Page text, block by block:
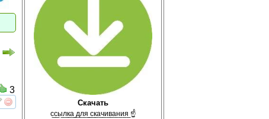
Скачать
с̲с̲ы̲л̲к̲а̲ ̲д̲л̲я̲ ̲с̲к̲а̲ч̲и̲в̲а̲н̲и̲я̲ ☝
интересует
3